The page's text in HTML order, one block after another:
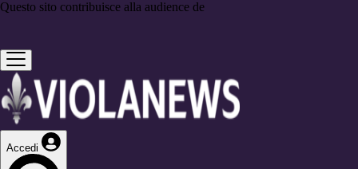
Questo sito contribuisce alla audience de
Accedi